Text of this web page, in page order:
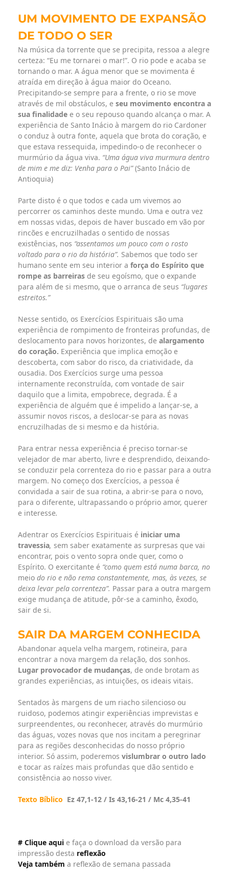
UM MOVIMENTO DE EXPANSÃO
DE TODO O SER
Na música da torrente que se precipita, ressoa a alegre
certeza: “Eu me tornarei o mar!”. O rio pode e acaba se
tornando o mar. A água menor que se movimenta é
atraída em direção à água maior do Oceano.
Precipitando-se sempre para a frente, o rio se move
através de mil obstáculos, e seu movimento encontra a
sua finalidade e o seu repouso quando alcança o mar. A
experiência de Santo Inácio à margem do rio Cardoner
o conduz à outra fonte, aquela que brota do coração, e
que estava ressequida, impedindo-o de reconhecer o
murmúrio da água viva. “Uma água viva murmura dentro
de mim e me diz: Venha para o Pai”(Santo Inácio de
Antioquia)
Parte disto é o que todos e cada um vivemos ao
percorrer os caminhos deste mundo. Uma e outra vez
em nossas vidas, depois de haver buscado em vão por
rincões e encruzilhadas o sentido de nossas
existências, nos “assentamos um pouco com o rosto
voltado para o rio da história”. Sabemos que todo ser
humano sente em seu interior a força do Espírito que
rompe as barreiras de seu egoísmo, que o expande
para além de si mesmo, que o arranca de seus “lugares
estreitos.”
Nesse sentido, os Exercícios Espirituais são uma
experiência de rompimento de fronteiras profundas, de
deslocamento para novos horizontes, de alargamento
do coração. Experiência que implica emoção e
descoberta, com sabor do risco, da criatividade, da
ousadia. Dos Exercícios surge uma pessoa
internamente reconstruída, com vontade de sair
daquilo que a limita, empobrece, degrada. É a
experiência de alguém que é impelido a lançar-se, a
assumir novos riscos, a deslocar-se para as novas
encruzilhadas de si mesmo e da história.
Para entrar nessa experiência é preciso tornar-se
velejador de mar aberto, livre e desprendido, deixando-
se conduzir pela correnteza do rio e passar para a outra
margem. No começo dos Exercícios, a pessoa é
convidada a sair de sua rotina, a abrir-se para o novo,
para o diferente, ultrapassando o próprio amor, querer
e interesse.
Adentrar os Exercícios Espirituais é iniciar uma
travessia, sem saber exatamente as surpresas que vai
encontrar, pois o vento sopra onde quer, como o
Espírito. O exercitante é “como quem está numa barca, no
meio do rio e não rema constantemente, mas, às vezes, se
deixa levar pela correnteza”. Passar para a outra margem
exige mudança de atitude, pôr-se a caminho, êxodo,
sair de si.
SAIR DA MARGEM CONHECIDA
Abandonar aquela velha margem, rotineira, para
encontrar a nova margem da relação, dos sonhos.
Lugar provocador de mudanças, de onde brotam as
grandes experiências, as intuições, os ideais vitais.
Sentados às margens de um riacho silencioso ou
ruidoso, podemos atingir experiências imprevistas e
surpreendentes, ou reconhecer, através do murmúrio
das águas, vozes novas que nos incitam a peregrinar
para as regiões desconhecidas do nosso próprio
interior. Só assim, poderemos vislumbrar o outro lado
e tocar as raízes mais profundas que dão sentido e
consistência ao nosso viver.
Texto Bíblico Ez 47,1-12 / Is 43,16-21 / Mc 4,35-41
# Clique aqui e faça o download da versão para
impressão desta reflexão
Veja também a reflexão de semana passada